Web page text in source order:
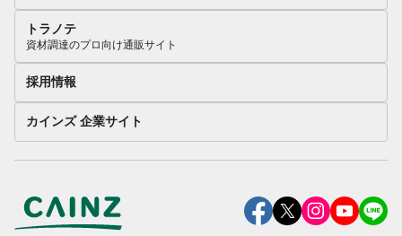
トラノテ
資材調達のプロ向け通販サイト
採用情報
カインズ 企業サイト